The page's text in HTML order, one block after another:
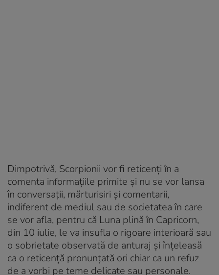
Dimpotrivă, Scorpionii vor fi reticenți în a
comenta informațiile primite și nu se vor lansa
în conversații, mărturisiri și comentarii,
indiferent de mediul sau de societatea în care
se vor afla, pentru că Luna plină în Capricorn,
din 10 iulie, le va insufla o rigoare interioară sau
o sobrietate observată de anturaj și înțeleasă
ca o reticență pronunțată ori chiar ca un refuz
de a vorbi pe teme delicate sau personale.